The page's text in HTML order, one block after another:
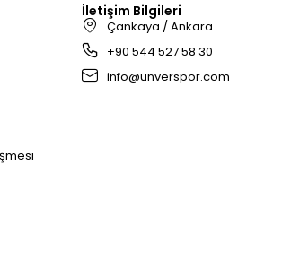
İletişim Bilgileri
Çankaya / Ankara
+90 544 527 58 30
info@unverspor.com